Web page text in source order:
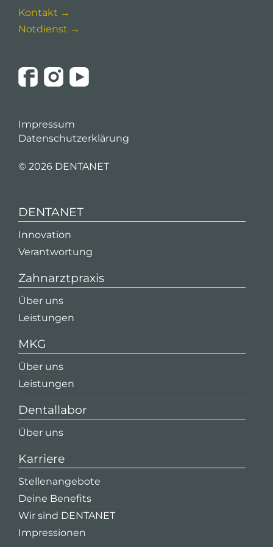
Kontakt →
Notdienst →
Impressum
Datenschutzerklärung
© 2026 DENTANET
DENTANET
Innovation
Verantwortung
Zahnarztpraxis
Über uns
Leistungen
MKG
Über uns
Leistungen
Dentallabor
Über uns
Karriere
Stellenangebote
Deine Benefits
Wir sind DENTANET
Impressionen